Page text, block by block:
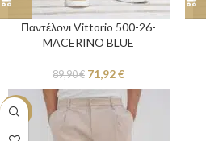
Παντέλονι Vittorio 500-26-
MACERINO BLUE
89,90€ 71,92€
-20%